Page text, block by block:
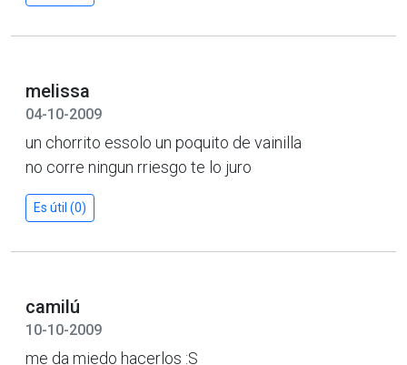
melissa
04-10-2009
un chorrito essolo un poquito de vainilla
no corre ningun rriesgo te lo juro
Es útil (0)
camilú
10-10-2009
me da miedo hacerlos :S